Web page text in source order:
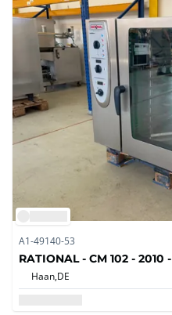
A1-49140-53
RATIONAL - CM 102 -
Haan,DE